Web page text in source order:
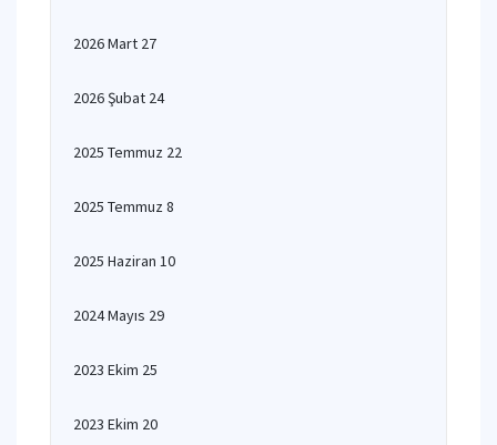
2026 Mart 27
2026 Şubat 24
2025 Temmuz 22
2025 Temmuz 8
2025 Haziran 10
2024 Mayıs 29
2023 Ekim 25
2023 Ekim 20